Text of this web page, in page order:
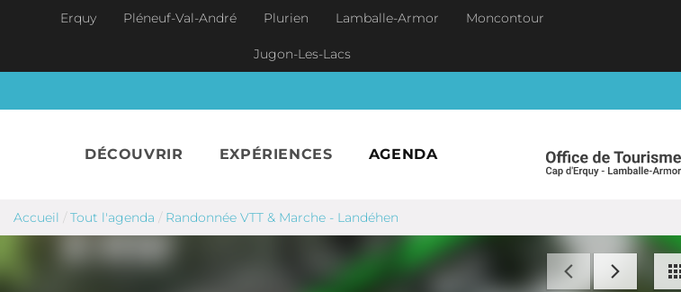
Aller au contenu principal
Erquy Pléneuf-Val-André Plurien Lamballe-Armor Moncontour
Jugon-Les-Lacs
DÉCOUVRIR EXPÉRIENCES AGENDA
Accueil / Tout l'agenda / Randonnée VTT & Marche - Landéhen